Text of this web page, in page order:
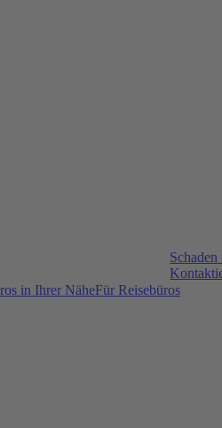
Schaden
in Ihrer NäheFür Reisebüros